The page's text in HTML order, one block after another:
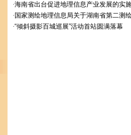
·海南省出台促进地理信息产业发展的实
· 国家测绘地理信息局关于湖南省第二测
·“倾斜摄影百城巡展”活动首站圆满落幕